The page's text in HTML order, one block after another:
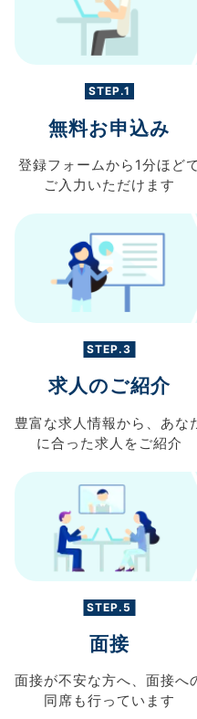
STEP.1
無料お申込み
登録フォームから 1分ほど
ご入力 いただけます
STEP.3
求人のご紹介
豊富な求人情報から、 あな
に合った求人を ご紹介
STEP.5
面接
面接が不安な方へ、 面接へ
同席も行っています